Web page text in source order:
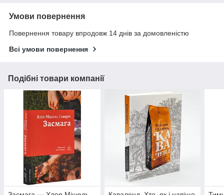
Умови повернення
Повернення товару впродовж 14 днів за домовленістю
Всі умови повернення
Подібні товари компанії